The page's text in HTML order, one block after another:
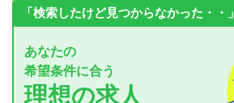
「検索したけど見つからなかった・・」
あなたの
希望条件に合う
理想の求人